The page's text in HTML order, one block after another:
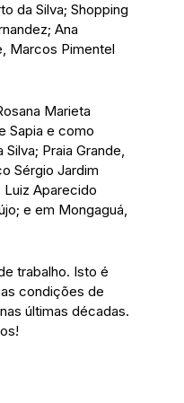
da Silva; Shopping
Ana
Marcos Pimentel
Marieta
Sapia e como
Praia Grande,
Sérgio Jardim
Aparecido
e em Mongaguá,
trabalho. Isto é
condições de
últimas décadas.